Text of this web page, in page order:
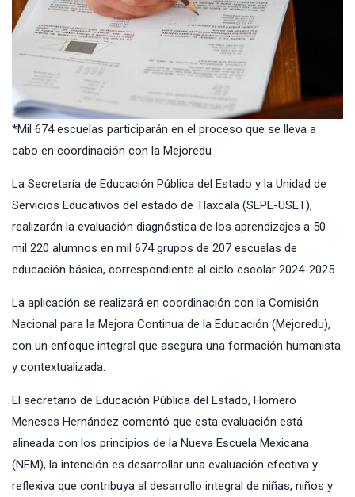
*Mil 674 escuelas participarán en el proceso que se lleva a
cabo en coordinación con la Mejoredu
La Secretaría de Educación Pública del Estado y la Unidad de
Servicios Educativos del estado de Tlaxcala (SEPE-USET),
realizarán la evaluación diagnóstica de los aprendizajes a 50
mil 220 alumnos en mil 674 grupos de 207 escuelas de
educación básica, correspondiente al ciclo escolar 2024-2025.
La aplicación se realizará en coordinación con la Comisión
Nacional para la Mejora Continua de la Educación (Mejoredu),
con un enfoque integral que asegura una formación humanista
y contextualizada.
El secretario de Educación Pública del Estado, Homero
Meneses Hernández comentó que esta evaluación está
alineada con los principios de la Nueva Escuela Mexicana
(NEM), la intención es desarrollar una evaluación efectiva y
reflexiva que contribuya al desarrollo integral de niñas, niños y